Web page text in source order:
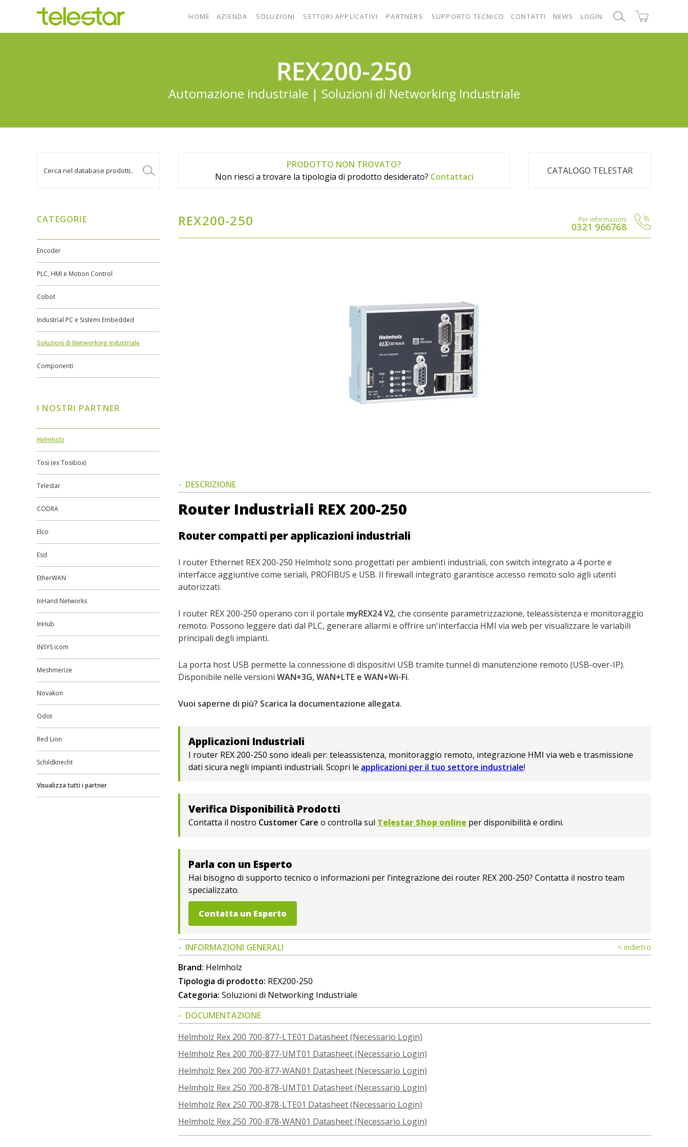
HOME AZIENDA SOLUZIONI SETTORI APPLICATIVI PARTNERS SUPPORTO TECNICO CONTATTI NEWS LOGIN
REX200-250
Automazione industriale | Soluzioni di Networking Industriale
PRODOTTO NON TROVATO?
Non riesci a trovare la tipologia di prodotto desiderato? Contattaci
CATALOGO TELESTAR
CATEGORIE
Encoder
PLC, HMI e Motion Control
Cobot
Industrial PC e Sistemi Embedded
Soluzioni di Networking Industriale
Componenti
I NOSTRI PARTNER
Helmholz
Tosi (ex Tosibox)
Telestar
CODRA
Elco
Esd
EtherWAN
InHand Networks
InHub
INSYS icom
Meshmerize
Novakon
Odot
Red Lion
Schildknecht
Visualizza tutti i partner
REX200-250 Per informazioni
0321 966768
DESCRIZIONE
Router Industriali REX 200-250
Router compatti per applicazioni industriali
I router Ethernet REX 200-250 Helmholz sono progettati per ambienti industriali, con switch integrato a 4 porte e
interfacce aggiuntive come seriali, PROFIBUS e USB. Il firewall integrato garantisce accesso remoto solo agli utenti
autorizzati.
I router REX 200-250 operano con il portale myREX24 V2, che consente parametrizzazione, teleassistenza e monitoraggio
remoto. Possono leggere dati dal PLC, generare allarmi e offrire un'interfaccia HMI via web per visualizzare le variabili
principali degli impianti.
La porta host USB permette la connessione di dispositivi USB tramite tunnel di manutenzione remoto (USB-over-IP).
Disponibile nelle versioni WAN+3G, WAN+LTE e WAN+Wi-Fi.
Vuoi saperne di più? Scarica la documentazione allegata.
Applicazioni Industriali
I router REX 200-250 sono ideali per: teleassistenza, monitoraggio remoto, integrazione HMI via web e trasmissione
dati sicura negli impianti industriali. Scopri le applicazioni per il tuo settore industriale!
Verifica Disponibilità Prodotti
Contatta il nostro Customer Care o controlla sul Telestar Shop online per disponibilità e ordini.
Parla con un Esperto
Hai bisogno di supporto tecnico o informazioni per l’integrazione dei router REX 200-250? Contatta il nostro team
specializzato.
Contatta un Esperto
INFORMAZIONI GENERALI < indietro
Brand: Helmholz
Tipologia di prodotto: REX200-250
Categoria: Soluzioni di Networking Industriale
DOCUMENTAZIONE
Helmholz Rex 200 700-877-LTE01 Datasheet (Necessario Login)
Helmholz Rex 200 700-877-UMT01 Datasheet (Necessario Login)
Helmholz Rex 200 700-877-WAN01 Datasheet (Necessario Login)
Helmholz Rex 250 700-878-UMT01 Datasheet (Necessario Login)
Helmholz Rex 250 700-878-LTE01 Datasheet (Necessario Login)
Helmholz Rex 250 700-878-WAN01 Datasheet (Necessario Login)